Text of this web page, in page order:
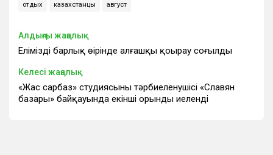
отдых казахстанцы август
Алдыңғы жаңалық
Еліміздің барлық өңірінде алғашқы қоңырау соғылды
Келесі жаңалық
«Жас сарбаз» студиясының тәрбиеленушісі «Славян
базары» байқауында екінші орынды иеленді